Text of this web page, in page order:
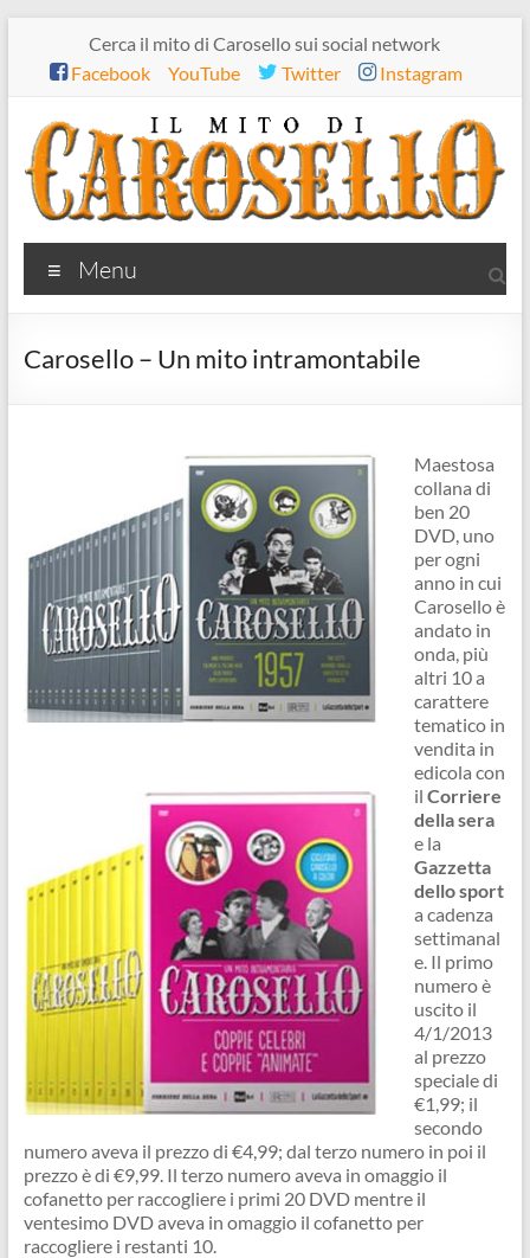
contenuto
Cerca il mito di Carosello sui social network
Facebook
YouTube Twitter Instagram
Il
mito
di
Menu
Carosello – Un mito intramontabile
Maestosa
collana di
ben 20
DVD, uno
per ogni
anno in cui
Carosello è
andato in
onda, più
altri 10 a
carattere
tematico in
vendita in
edicola con
il Corriere
della sera
e la
Gazzetta
dello sport
a cadenza
settimanal
e. Il primo
numero è
uscito il
4/1/2013
al prezzo
speciale di
€1,99; il
secondo
numero aveva il prezzo di €4,99; dal terzo numero in poi il
prezzo è di €9,99. Il terzo numero aveva in omaggio il
cofanetto per raccogliere i primi 20 DVD mentre il
ventesimo DVD aveva in omaggio il cofanetto per
raccogliere i restanti 10.